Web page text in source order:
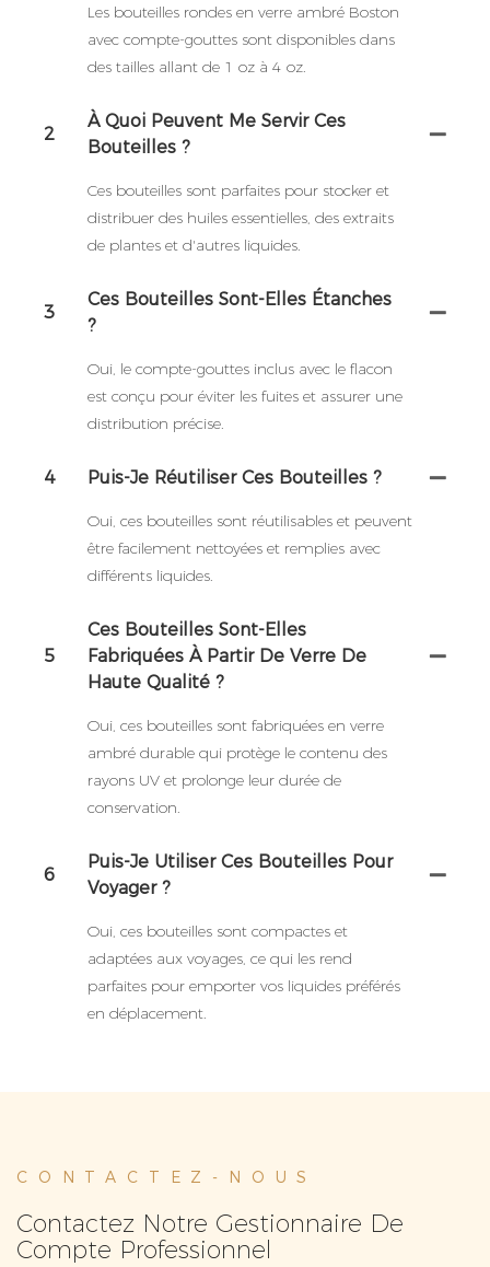
Les bouteilles rondes en verre ambré Boston
avec compte-gouttes sont disponibles dans
des tailles allant de 1 oz à 4 oz.
2
À Quoi Peuvent Me Servir Ces
Bouteilles ?
Ces bouteilles sont parfaites pour stocker et
distribuer des huiles essentielles, des extraits
de plantes et d'autres liquides.
3
Ces Bouteilles Sont-Elles Étanches
?
Oui, le compte-gouttes inclus avec le flacon
est conçu pour éviter les fuites et assurer une
distribution précise.
4 Puis-Je Réutiliser Ces Bouteilles ?
Oui, ces bouteilles sont réutilisables et peuvent
être facilement nettoyées et remplies avec
différents liquides.
5
Ces Bouteilles Sont-Elles
Fabriquées À Partir De Verre De
Haute Qualité ?
Oui, ces bouteilles sont fabriquées en verre
ambré durable qui protège le contenu des
rayons UV et prolonge leur durée de
conservation.
6
Puis-Je Utiliser Ces Bouteilles Pour
Voyager ?
Oui, ces bouteilles sont compactes et
adaptées aux voyages, ce qui les rend
parfaites pour emporter vos liquides préférés
en déplacement.
CONTACTEZ-NOUS
Contactez Notre Gestionnaire De
Compte Professionnel